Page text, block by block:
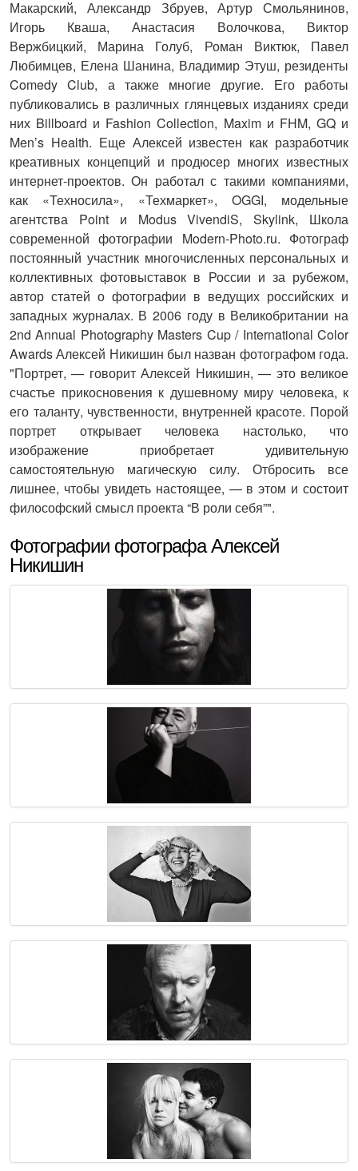
Макарский, Александр Збруев, Артур Смольянинов,
Игорь Кваша, Анастасия Волочкова, Виктор
Вержбицкий, Марина Голуб, Роман Виктюк, Павел
Любимцев, Елена Шанина, Владимир Этуш, резиденты
Comedy Club, а также многие другие. Его работы
публиковались в различных глянцевых изданиях среди
них Billboard и Fashion Collection, Maxim и FHM, GQ и
Men’s Health. Еще Алексей известен как разработчик
креативных концепций и продюсер многих известных
интернет-проектов. Он работал с такими компаниями,
как «Техносила», «Техмаркет», OGGI, модельные
агентства Point и Modus VivendiS, Skylink, Школа
современной фотографии Modern-Photo.ru. Фотограф
постоянный участник многочисленных персональных и
коллективных фотовыставок в России и за рубежом,
автор статей о фотографии в ведущих российских и
западных журналах. В 2006 году в Великобритании на
2nd Annual Photography Masters Cup / International Color
Awards Алексей Никишин был назван фотографом года.
"Портрет, — говорит Алексей Никишин, — это великое
счастье прикосновения к душевному миру человека, к
его таланту, чувственности, внутренней красоте. Порой
портрет открывает человека настолько, что
изображение приобретает удивительную
самостоятельную магическую силу. Отбросить все
лишнее, чтобы увидеть настоящее, — в этом и состоит
философский смысл проекта “В роли себя”".
Фотографии фотографа Алексей
Никишин